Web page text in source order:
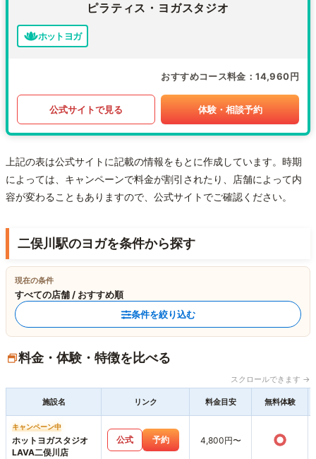
ピラティス・ヨガスタジオ
ホットヨガ
おすすめコース料金 14,960円
公式サイトで見る 体験・相談予約
上記の表は公式サイトに記載の情報をもとに作成しています。時期
によっては、キャンペーンで料金が割引されたり、店舗によって内
容が変わることもありますので、公式サイトでご確認ください。
二俣川駅のヨガを条件から探す
現在の条件
すべての店舗 / おすすめ順
条件を絞り込む
料金・体験・特徴を比べる
スクロールできます →
施設名 リンク 料金目安 無料体験
キャンペーン中
ホットヨガスタジオ
LAVA二俣川店
公式 予約 4,800円〜 ○